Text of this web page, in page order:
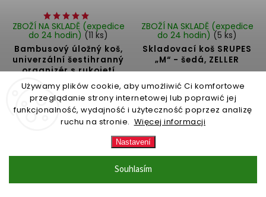
Używamy plików cookie, aby umożliwić Ci komfortowe
przeglądanie strony internetowej lub poprawić jej
funkcjonalność, wydajność i użyteczność poprzez analizę
ruchu na stronie. Więcej informacji
Nastavení
Souhlasím
Bambusový úložný koš,
univerzální šestihranný
organizér s rukojetí
ZBOŽÍ NA SKLADĚ (expedice
do 24 hodin) (11 ks)
219 Kč
Do košíku
Skladovací koš SRUPES
„M“ - šedá, ZELLER
ZBOŽÍ NA SKLADĚ (expedice
do 24 hodin) (5 ks)
229 Kč